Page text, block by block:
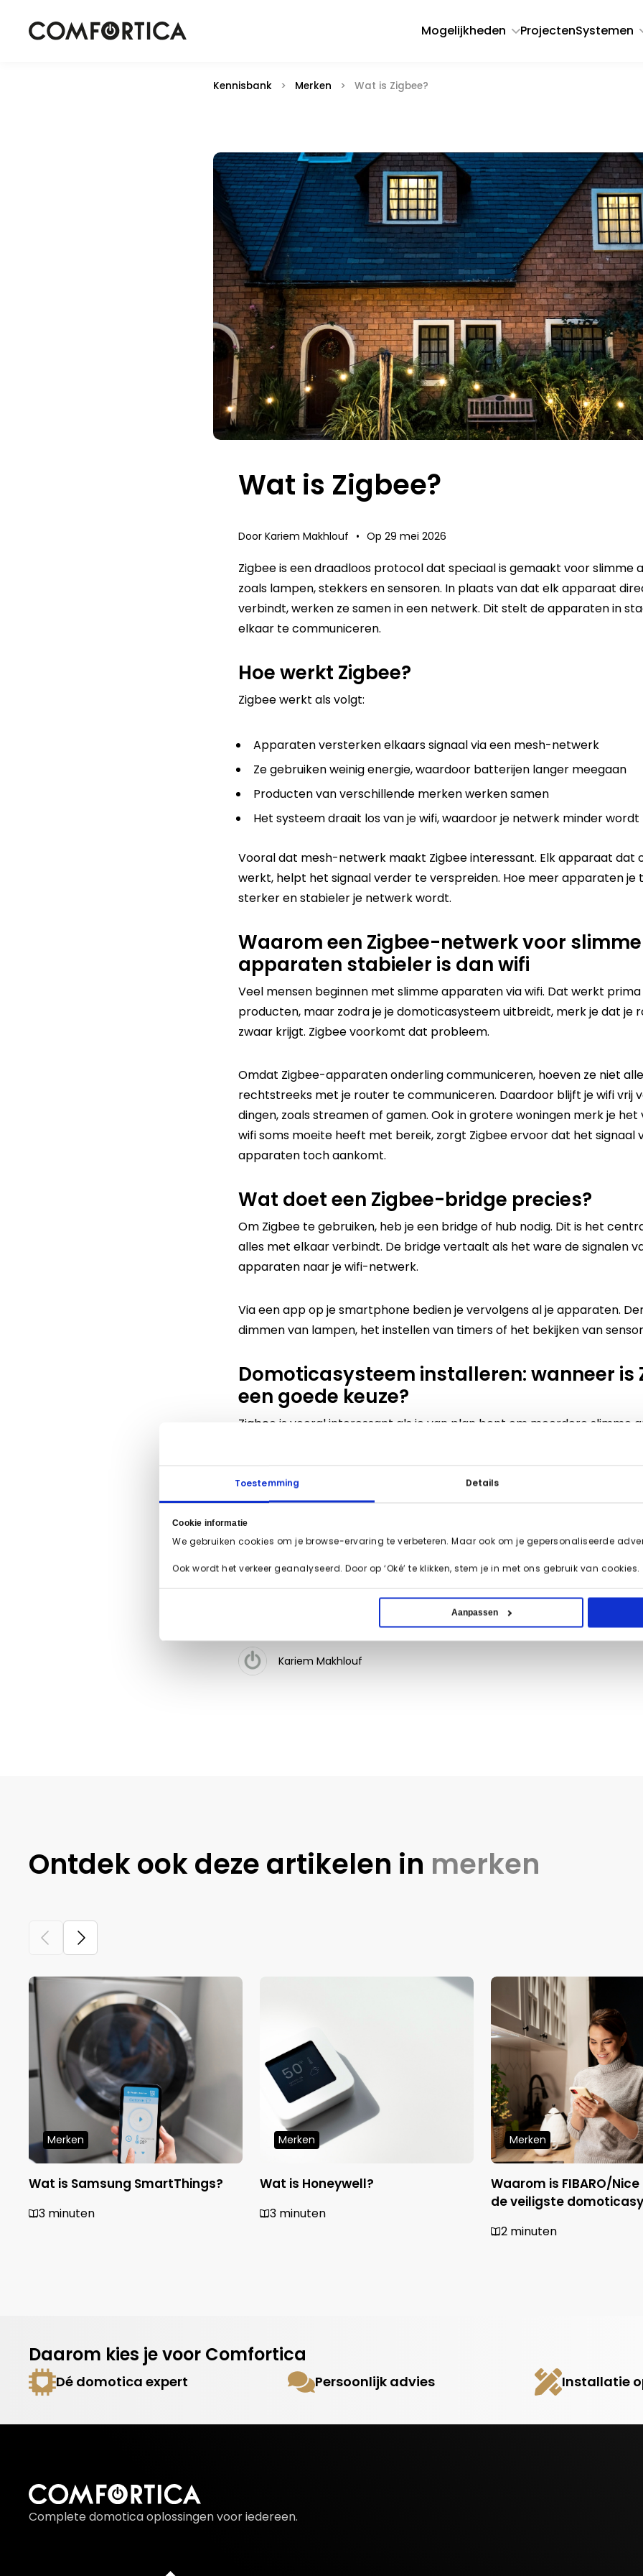
Toestemming Details
Cookie informatie
We gebruiken cookies om je browse-ervaring te verbeteren. Maar ook om je gepersonaliseerde
Ook wordt het verkeer geanalyseerd. Door op ‘Oké’ te klikken, stem je in met ons gebruik van cookies.
Aanpassen
Mogelijkheden ProjectenSystemen
Kennisbank > Merken > Wat is Zigbee?
Wat is Zigbee?
Door Kariem Makhlouf • Op 29 mei 2026
Zigbee is een draadloos protocol dat speciaal is gemaakt voor slimme
zoals lampen, stekkers en sensoren. In plaats van dat elk apparaat
verbindt, werken ze samen in een netwerk. Dit stelt de apparaten in
elkaar tecommuniceren.
Hoe werkt Zigbee?
Zigbee werkt als volgt:
Apparaten versterken elkaars signaal via een mesh-netwerk
Ze gebruiken weinig energie, waardoor batterijen langer meegaan
Producten van verschillende merken werken samen
Het systeem draait los van je wifi, waardoor je netwerk minder
Vooral dat mesh-netwerk maakt Zigbee interessant. Elk apparaat dat
werkt, helpt het signaal verder te verspreiden. Hoe meer apparaten je
sterker en stabieler je netwerk wordt.
Waarom een Zigbee-netwerk voor slimme
apparaten stabieler is dan wifi
Veel mensen beginnen met slimme apparaten via wifi. Dat werkt
producten, maar zodra je jedomoticasysteem uitbreidt, merk je dat je
zwaar krijgt. Zigbee voorkomt dat probleem.
Omdat Zigbee-apparaten onderling communiceren, hoeven ze niet
rechtstreeks met je router te communiceren. Daardoor blijft je wifi vrij
dingen, zoals streamen of gamen. Ook in grotere woningen merk je het
wifi soms moeite heeft met bereik, zorgt Zigbee ervoor dat het signaal
apparaten toch aankomt.
Wat doet een Zigbee-bridge precies?
Om Zigbee te gebruiken, heb je een bridge of hub nodig. Dit is het
alles met elkaar verbindt. De bridge vertaalt als het ware de signalen
apparaten naar je wifi-netwerk.
Via een app op je smartphone bedien je vervolgens al je apparaten.
dimmen van lampen, het instellen van timers of het bekijken van
Domoticasysteem installeren: wanneer is
een goede keuze?
Zigbee is vooral interessant als je van plan bent om meerdere slimme
dan zit je met Zigbee goed. Wel werkt Zigbee op dezelfde band als je
Hierdoor kunnen de twee elkaar gaan storen, wat voor een trager
zou kunnen zorgen. Daarom raden onze specialisten meestal Z-Wave
alternatief.
Wil je een domoticasysteem installeren of jouw bestaande systeem
helpen je bij het kiezen van de juiste apparaten voor jouw smart home.
Kariem Makhlouf
Ontdek ook deze artikelen in merken
Merken
Wat is Samsung SmartThings?
3 minuten
Merken
Wat is Honeywell?
3 minuten
Merken
Waarom is FIBARO/
de veiligste
2 minuten
Daarom kies je voor Comfortica
Dé domotica expert Persoonlijk advies Installatie
Complete domotica oplossingen voor iedereen.